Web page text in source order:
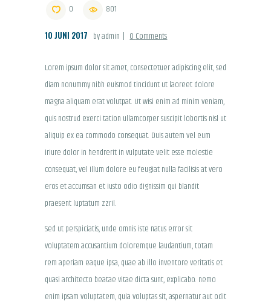
0 801
10 JUNI 2017 by admin 0Comments
Lorem ipsum dolor sit amet, consectetuer adipiscing elit, sed
diam nonummy nibh euismod tincidunt ut laoreet dolore
magna aliquam erat volutpat. Ut wisi enim ad minim veniam,
quis nostrud exerci tation ullamcorper suscipit lobortis nisl ut
aliquip ex ea commodo consequat. Duis autem vel eum
iriure dolor in hendrerit in vulputate velit esse molestie
consequat, vel illum dolore eu feugiat nulla facilisis at vero
eros et accumsan et iusto odio dignissim qui blandit
praesent luptatum zzril.
Sed ut perspiciatis, unde omnis iste natus error sit
voluptatem accusantium doloremque laudantium, totam
rem aperiam eaque ipsa, quae ab illo inventore veritatis et
quasi architecto beatae vitae dicta sunt, explicabo. nemo
enim ipsam voluptatem, quia voluptas sit, aspernatur aut odit